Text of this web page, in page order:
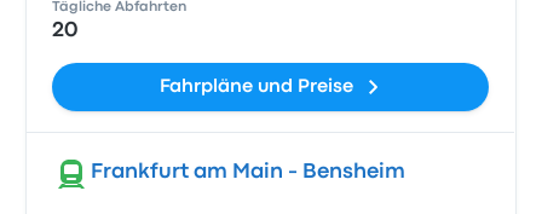
Tägliche Abfahrten
20
Fahrpläne und Preise
Frankfurt am Main - Bensheim